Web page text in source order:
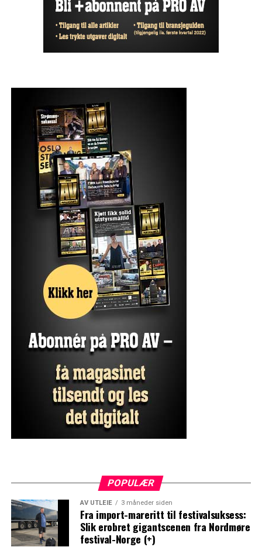
POPULÆR
AV UTLEIE 3 måneder siden
Fra import-mareritt til festivalsuksess:
Slik erobret gigantscenen fra Nordmøre
festival-Norge (+)